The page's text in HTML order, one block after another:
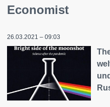
Economist
26.03.2021 – 09:03